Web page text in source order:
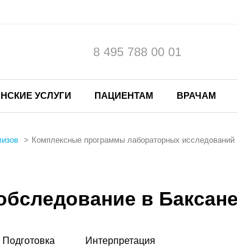
8 495 788 00 01
УСЛУГИ ПАЦИЕНТАМ ВРАЧАМ
Комплексные программы лабораторных исследований
в Баксане
Подготовка Интерпретация